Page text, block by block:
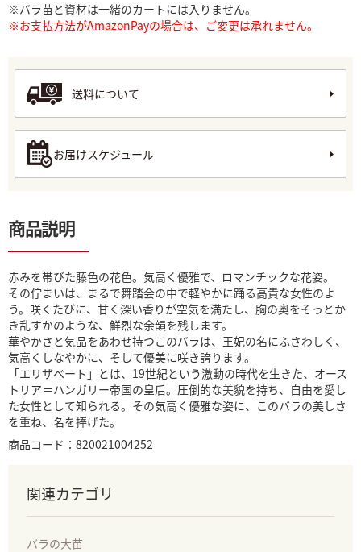
※バラ苗と資材は一緒のカートには入りません。
※お支払方法がAmazonPayの場合は、ご変更は承れません。
送料について
お届けスケジュール
商品説明
赤みを帯びた藤色の花色。気高く優雅で、ロマンチックな花姿。
その佇まいは、まるで舞踏会の中で軽やかに踊る高貴な女性のよ
う。咲くたびに、甘く深い香りが空気を満たし、胸の奥をそっとか
き乱すかのような、鮮烈な余韻を残します。
華やかさと気品をあわせ持つこのバラは、王妃の名にふさわしく、
気高くしなやかに、そして優美に咲き誇ります。
「エリザベート」とは、19世紀という激動の時代を生きた、オース
トリア＝ハンガリー帝国の皇后。圧倒的な美貌を持ち、自由を愛し
た女性として知られる。その気高く優雅な姿に、このバラの美しさ
を重ね、名を捧げた。
商品コード：820021004252
関連カテゴリ
バラの大苗